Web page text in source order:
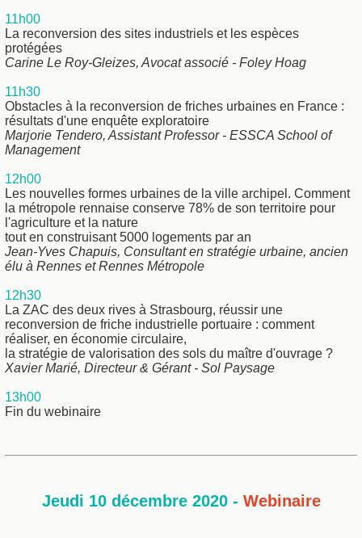
11h00
La reconversion des sites industriels et les espèces
protégées
Carine Le Roy-Gleizes, Avocat associé - Foley Hoag
11h30
Obstacles à la reconversion de friches urbaines en France :
résultats d'une enquête exploratoire
Marjorie Tendero, Assistant Professor - ESSCA School of
Management
12h00
Les nouvelles formes urbaines de la ville archipel. Comment
la métropole rennaise conserve 78% de son territoire pour
l'agriculture et la nature
tout en construisant 5000 logements par an
Jean-Yves Chapuis, Consultant en stratégie urbaine, ancien
élu à Rennes et Rennes Métropole
12h30
La ZAC des deux rives à Strasbourg, réussir une
reconversion de friche industrielle portuaire : comment
réaliser, en économie circulaire,
la stratégie de valorisation des sols du maître d'ouvrage ?
Xavier Marié, Directeur & Gérant - Sol Paysage
13h00
Fin du webinaire
Jeudi 10 décembre 2020 - Webinaire